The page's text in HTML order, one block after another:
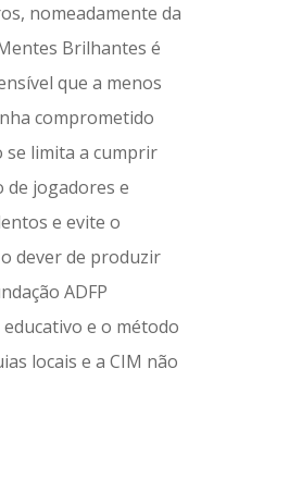
nomeadamente da
Brilhantes é
que a menos
comprometido
se limita a cumprir
jogadores e
e evite o
dever de produzir
ADFP
e o método
locais e a CIM não